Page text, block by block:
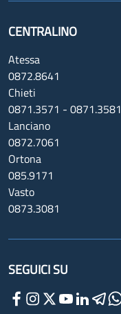
CENTRALINO
Atessa
0872.8641
Chieti
0871.3571 - 0871.3581
Lanciano
0872.7061
Ortona
085.9171
Vasto
0873.3081
SEGUICI SU